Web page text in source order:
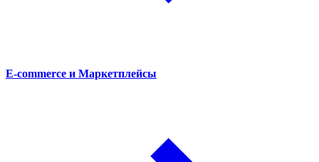
E-commerce и Маркетплейсы